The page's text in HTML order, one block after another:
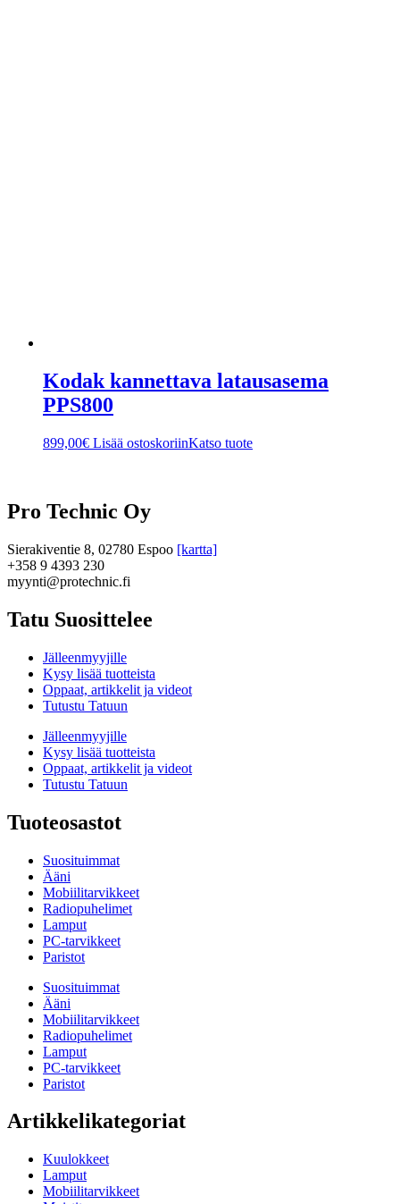
Kodak kannettava latausasema
PPS800
899,00€ Lisää ostoskoriinKatso tuote
Pro Technic Oy
Sierakiventie 8, 02780 Espoo [kartta]
+358 9 4393 230
myynti@protechnic.fi
Tatu Suosittelee
Jälleenmyyjille
Kysy lisää tuotteista
Oppaat, artikkelit ja videot
Tutustu Tatuun
Jälleenmyyjille
Kysy lisää tuotteista
Oppaat, artikkelit ja videot
Tutustu Tatuun
Tuoteosastot
Suosituimmat
Ääni
Mobiilitarvikkeet
Radiopuhelimet
Lamput
PC-tarvikkeet
Paristot
Suosituimmat
Ääni
Mobiilitarvikkeet
Radiopuhelimet
Lamput
PC-tarvikkeet
Paristot
Artikkelikategoriat
Kuulokkeet
Lamput
Mobiilitarvikkeet